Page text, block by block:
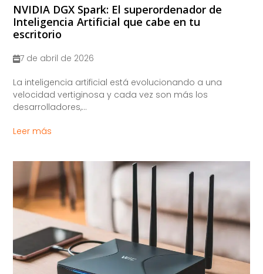
NVIDIA DGX Spark: El superordenador de
Inteligencia Artificial que cabe en tu
escritorio
7 de abril de 2026
La inteligencia artificial está evolucionando a una
velocidad vertiginosa y cada vez son más los
desarrolladores,...
Leer más